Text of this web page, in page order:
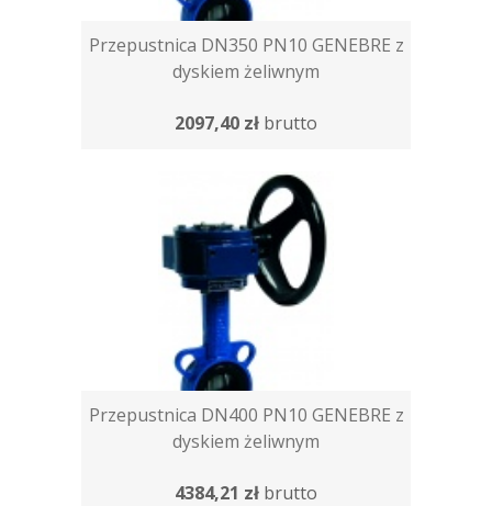
Przepustnica DN350 PN10 GENEBRE z
dyskiem żeliwnym
2097,40 zł brutto
Przepustnica DN400 PN10 GENEBRE z
dyskiem żeliwnym
4384,21 zł brutto